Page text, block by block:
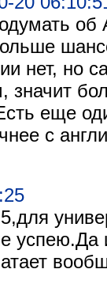
об
нет, но
значит
еще
с
успею.Да